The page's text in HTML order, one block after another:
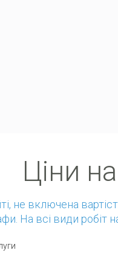
Ціни
не включена
На всі види робіт